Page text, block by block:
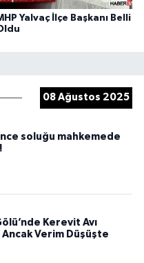
Yalvaç İlçe Başkanı Belli
08 Ağustos 2025
soluğu mahkemede
Kerevit Avı
Verim Düşüşte